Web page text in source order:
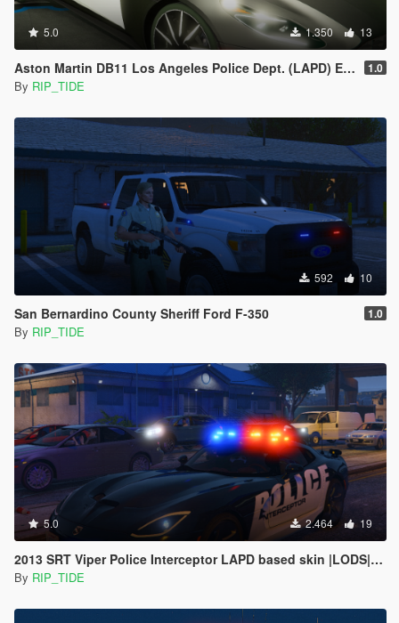
5.0 1.350 13
Aston Martin DB11 Los Angeles Police Dept. (LAPD) Edition |LODS|4K Skin 1.0
By RIP_TIDE
592 10
San Bernardino County Sheriff Ford F-350 1.0
By RIP_TIDE
5.0 2.464 19
2013 SRT Viper Police Interceptor LAPD based skin |LODS|4K Skin[ELS]
By RIP_TIDE